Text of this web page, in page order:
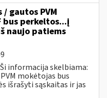
gautos PVM
bus perkeltos...į
naujo patiems
informacija skelbiama:
mokėtojas bus
išrašyti sąskaitas ir jas